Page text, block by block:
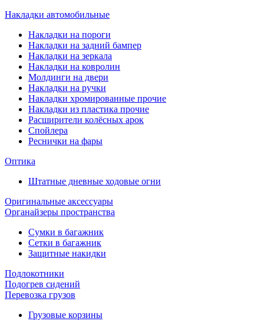
Накладки автомобильные
Накладки на пороги
Накладки на задний бампер
Накладки на зеркала
Накладки на ковролин
Молдинги на двери
Накладки на ручки
Накладки хромированные прочие
Накладки из пластика прочие
Расширители колёсных арок
Спойлера
Реснички на фары
Оптика
Штатные дневные ходовые огни
Оригинальные аксессуары
Органайзеры пространства
Сумки в багажник
Сетки в багажник
Защитные накидки
Подлокотники
Подогрев сидений
Перевозка грузов
Грузовые корзины